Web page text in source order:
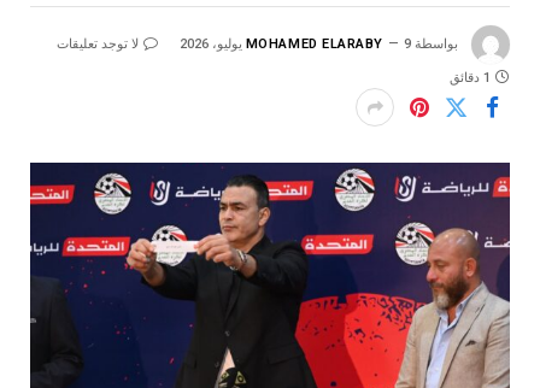
بواسطة MOHAMED ELARABY 9 يوليو، 2026 لا توجد تعليقات
1 دقائق